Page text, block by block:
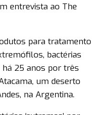
entrevista ao The
para tratamento
bactérias
há 25 anos por três
um deserto
na Argentina.